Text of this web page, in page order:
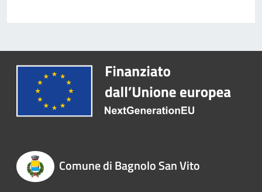
Comune di Bagnolo San Vito